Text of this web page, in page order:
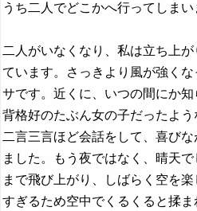
うち二人でどこかへ行ってしまい
二人がいなくなり、私は立ち上
ています。さっきより風が強く
サです。近くに、いつの間にか知
背格好のたぶん女の子だったよう
二言三言ほど会話をして、喜び
ました。もう夜ではなく、晴天
まで飛び上がり、しばらく空を
すぎるため空中でくるくると揉